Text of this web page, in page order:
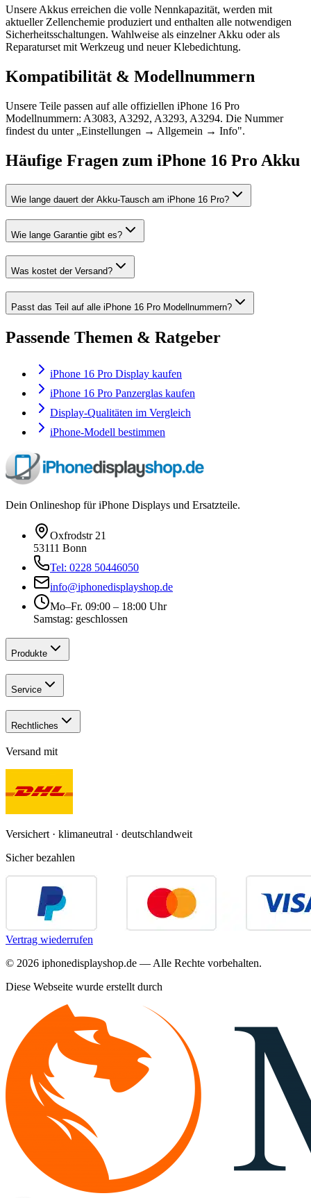
Unsere Akkus erreichen die volle Nennkapazität, werden mit
aktueller Zellenchemie produziert und enthalten alle notwendigen
Sicherheitsschaltungen. Wahlweise als einzelner Akku oder als
Reparaturset mit Werkzeug und neuer Klebedichtung.
Kompatibilität & Modellnummern
Unsere Teile passen auf alle offiziellen iPhone 16 Pro
Modellnummern: A3083, A3292, A3293, A3294. Die Nummer
findest du unter „Einstellungen → Allgemein → Info".
Häufige Fragen zum iPhone 16 Pro Akku
Wie lange dauert der Akku-Tausch am iPhone 16 Pro?
Wie lange Garantie gibt es?
Was kostet der Versand?
Passt das Teil auf alle iPhone 16 Pro Modellnummern?
Passende Themen & Ratgeber
iPhone 16 Pro Display kaufen
iPhone 16 Pro Panzerglas kaufen
Display-Qualitäten im Vergleich
iPhone-Modell bestimmen
Dein Onlineshop für iPhone Displays und Ersatzteile.
Oxfrodstr 21
53111 Bonn
Tel: 0228 50446050
info@iphonedisplayshop.de
Mo–Fr. 09:00 – 18:00 Uhr
Samstag: geschlossen
Produkte
Service
Rechtliches
Versand mit
Versichert · klimaneutral · deutschlandweit
Sicher bezahlen
Vertrag wiederrufen
© 2026 iphonedisplayshop.de — Alle Rechte vorbehalten.
Diese Webseite wurde erstellt durch